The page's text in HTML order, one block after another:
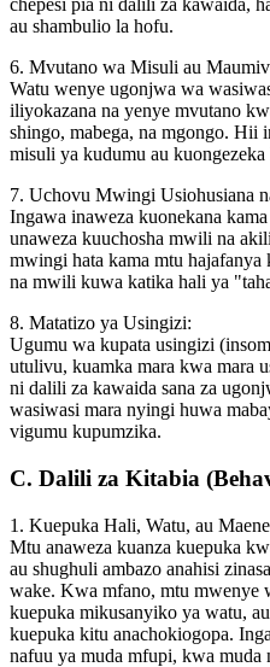
chepesi pia ni dalili za kawaida,
au shambulio la hofu.
6. Mvutano wa Misuli au
Watu wenye ugonjwa wa
iliyokazana na yenye mvutano
shingo, mabega, na mgongo. Hii
misuli ya kudumu au
7. Uchovu Mwingi Usiohusiana
Ingawa inaweza kuonekana
unaweza kuuchosha mwili na
mwingi hata kama mtu
na mwili kuwa katika hali ya
8. Matatizo ya Usingizi:
Ugumu wa kupata usingizi
utulivu, kuamka mara kwa mara
ni dalili za kawaida sana za
wasiwasi mara nyingi huwa
vigumu kupumzika.
C. Dalili za Kitabia
1. Kuepuka Hali, Watu, au
Mtu anaweza kuanza kuepuka
au shughuli ambazo anahisi
wake. Kwa mfano, mtu mwenye
kuepuka mikusanyiko ya watu,
kuepuka kitu anachokiogopa.
nafuu ya muda mfupi, kwa muda